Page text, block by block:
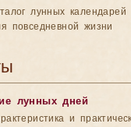
лунных календарей
повседневной жизни
лунных дней
и